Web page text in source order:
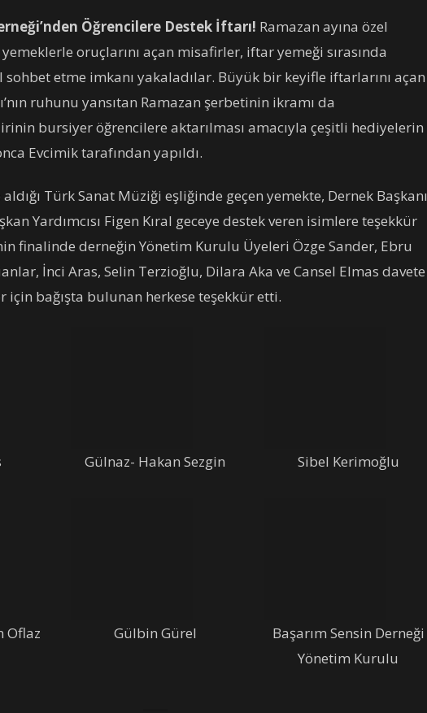
Öğrencilere Destek İftarı! Ramazan ayına özel
oruçlarını açan misafirler, iftar yemeği sırasında
etme imkanı yakaladılar. Büyük bir keyifle iftarlarını açan
ruhunu yansıtan Ramazan şerbetinin ikramı da
bursiyer öğrencilere aktarılması amacıyla çeşitli hediyelerin
Evcimik tarafından yapıldı.
aldığı Türk Sanat Müziği eşliğinde geçen yemekte, Dernek Başkanı
Yardımcısı Figen Kıral geceye destek veren isimlere teşekkür
finalinde derneğin Yönetim Kurulu Üyeleri Özge Sander, Ebru
İnci Aras, Selin Terzioğlu, Dilara Aka ve Cansel Elmas davete
için bağışta bulunan herkese teşekkür etti.
Gülnaz- Hakan Sezgin Sibel Kerimoğlu
Oflaz Gülbin Gürel
Başarım Sensin Derneği
Yönetim Kurulu